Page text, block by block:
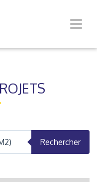
Rechercher